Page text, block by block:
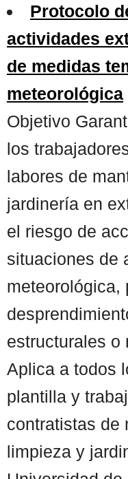
Protocolo
actividades
de medidas
meteorológica
Objetivo
los
labores de
jardinería en
el riesgo de
situaciones de
meteorológica,
estructurales o
Aplica a todos
plantilla y
contratistas de
limpieza y